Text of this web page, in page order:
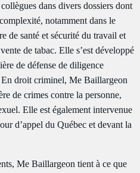
dans divers dossiers dont
notamment dans le
de santé et sécurité du travail et
de tabac. Elle s’est développé
de défense de diligence
En droit criminel, Me Baillargeon
de crimes contre la personne,
Elle est également intervenue
d’appel du Québec et devant la
Me Baillargeon tient à ce que